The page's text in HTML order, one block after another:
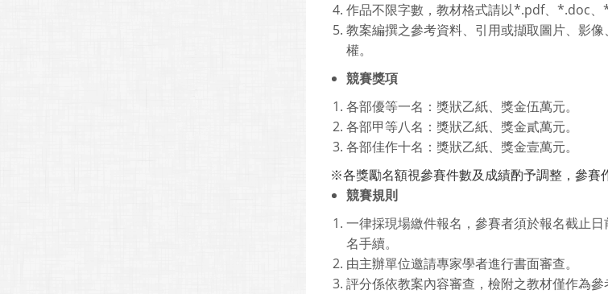
作品不限字數，教材格式請以*.pdf、*.doc、
教案編撰之參考資料、引用或擷取圖片、影
權。
競賽獎項
各部優等一名：獎狀乙紙、獎金伍萬元。
各部甲等八名：獎狀乙紙、獎金貳萬元。
各部佳作十名：獎狀乙紙、獎金壹萬元。
※各獎勵名額視參賽件數及成績酌予調整，參賽
競賽規則
一律採現場繳件報名，參賽者須於報名截止
名手續。
由主辦單位邀請專家學者進行書面審查。
評分係依教案內容審查，檢附之教材僅作為